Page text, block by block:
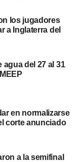
los jugadores
a Inglaterra del
del 27 al 31
en normalizarse
corte anunciado
a la semifinal